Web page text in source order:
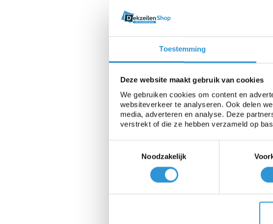
Toestemming
Deze website maakt gebruik van cookies
We gebruiken cookies om content en
websiteverkeer te analyseren. Ook delen
media, adverteren en analyse. Deze
verstrekt of die ze hebben verzameld op
Noodzakelijk
400 micron
1 werkdag